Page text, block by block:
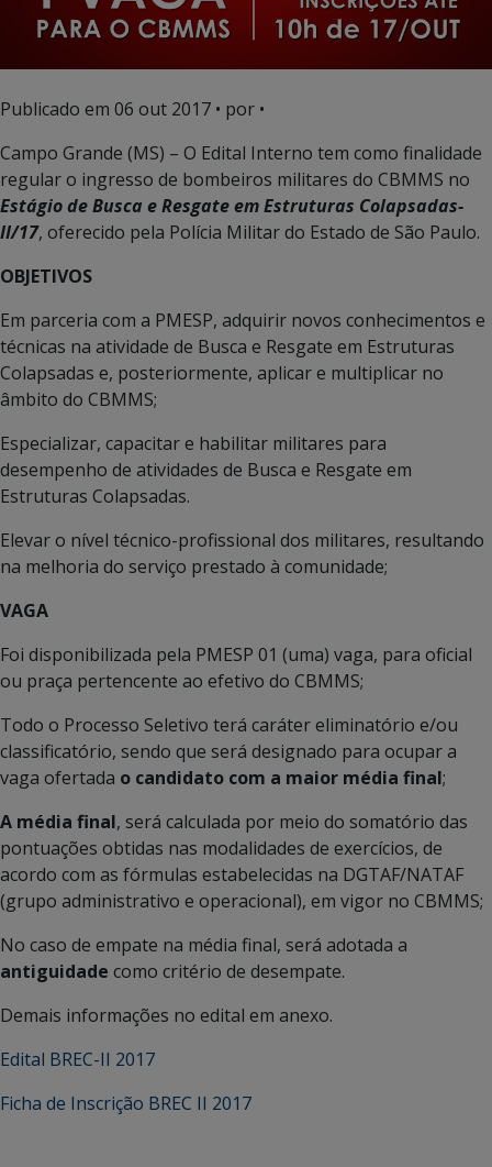
Publicado em 06 out 2017 • por •
Campo Grande (MS) – O Edital Interno tem como finalidade
regular o ingresso de bombeiros militares do CBMMS no
Estágio de Busca e Resgate em Estruturas Colapsadas-
II/17, oferecido pela Polícia Militar do Estado de São Paulo.
OBJETIVOS
Em parceria com a PMESP, adquirir novos conhecimentos e
técnicas na atividade de Busca e Resgate em Estruturas
Colapsadas e, posteriormente, aplicar e multiplicar no
âmbito do CBMMS;
Especializar, capacitar e habilitar militares para
desempenho de atividades de Busca e Resgate em
Estruturas Colapsadas.
Elevar o nível técnico-profissional dos militares, resultando
na melhoria do serviço prestado à comunidade;
VAGA
Foi disponibilizada pela PMESP 01 (uma) vaga, para oficial
ou praça pertencente ao efetivo do CBMMS;
Todo o Processo Seletivo terá caráter eliminatório e/ou
classificatório, sendo que será designado para ocupar a
vaga ofertada o candidato com a maior média final;
A média final, será calculada por meio do somatório das
pontuações obtidas nas modalidades de exercícios, de
acordo com as fórmulas estabelecidas na DGTAF/NATAF
(grupo administrativo e operacional), em vigor no CBMMS;
No caso de empate na média final, será adotada a
antiguidade como critério de desempate.
Demais informações no edital em anexo.
Edital BREC-II 2017
Ficha de Inscrição BREC II 2017